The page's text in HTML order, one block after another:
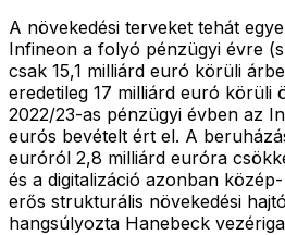
A növekedési terveket tehát
Infineon a folyó pénzügyi évre
csak 15,1 milliárd euró körüli
eredetileg 17 milliárd euró körüli
2022/23-as pénzügyi évben az
eurós bevételt ért el. A
euróról 2,8 milliárd euróra
és a digitalizáció azonban
erős strukturális növekedési
hangsúlyozta Hanebeck